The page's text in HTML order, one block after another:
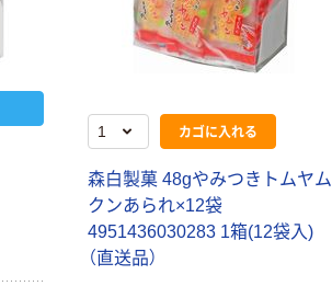
カゴに入れる
森白製菓 48gやみつきトムヤム
クンあられ×12袋
4951436030283 1箱(12袋入)
（直送品）